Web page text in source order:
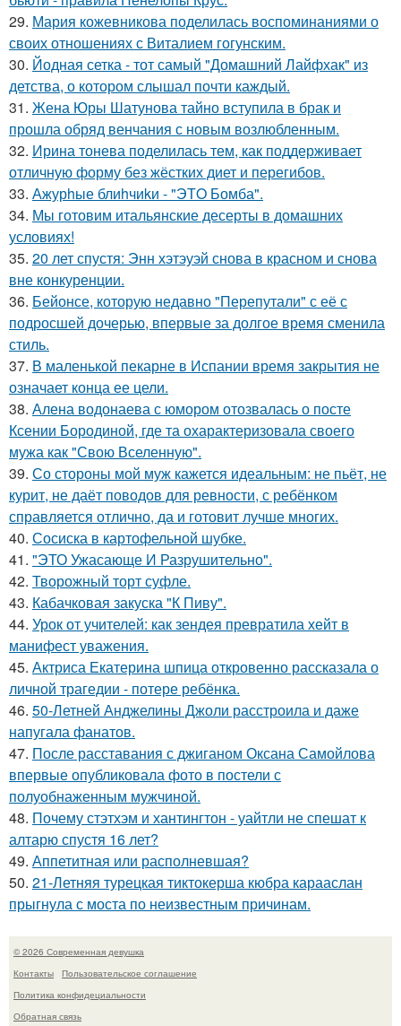
29. Мария кожевникова поделилась воспоминаниями о
своих отношениях с Виталием гогунским.
30. Йодная сетка - тот самый "Домашний Лайфхак" из
детства, о котором слышал почти каждый.
31. Жена Юры Шатунова тайно вступила в брак и
прошла обряд венчания с новым возлюбленным.
32. Ирина тонева поделилась тем, как поддерживает
отличную форму без жёстких диет и перегибов.
33. Ажурhые блиhчиkи - "ЭТO Бомба".
34. Мы готовим итальянские десерты в домашних
условиях!
35. 20 лет спустя: Энн хэтэуэй снова в красном и снова
вне конкуренции.
36. Бейонсе, которую недавно "Перепутали" с её с
подросшей дочерью, впервые за долгое время сменила
стиль.
37. В маленькой пекарне в Испании время закрытия не
означает конца ее цели.
38. Алена водонаева с юмором отозвалась о посте
Ксении Бородиной, где та охарактеризовала своего
мужа как "Свою Вселенную".
39. Со стороны мой муж кажется идеальным: не пьёт, не
курит, не даёт поводов для ревности, с ребёнком
справляется отлично, да и готовит лучше многих.
40. Сосиска в картофельной шубке.
41. "ЭТО Ужасающе И Разрушительно".
42. Творожный торт суфле.
43. Кабачковая закуска "К Пиву".
44. Урок от учителей: как зендея превратила хейт в
манифест уважения.
45. Актриса Екатерина шпица откровенно рассказала о
личной трагедии - потере ребёнка.
46. 50-Летней Анджелины Джоли расстроила и даже
напугала фанатов.
47. После расставания с джиганом Оксана Самойлова
впервые опубликовала фото в постели с
полуобнаженным мужчиной.
48. Почему стэтхэм и хантингтон - уайтли не спешат к
алтарю спустя 16 лет?
49. Аппетитная или располневшая?
50. 21-Летняя турецкая тиктокерша кюбра карааслан
прыгнула с моста по неизвестным причинам.
© 2026 Современная девушка
Контакты
Пользовательское соглашение
Политика конфидециальности
Обратная связь